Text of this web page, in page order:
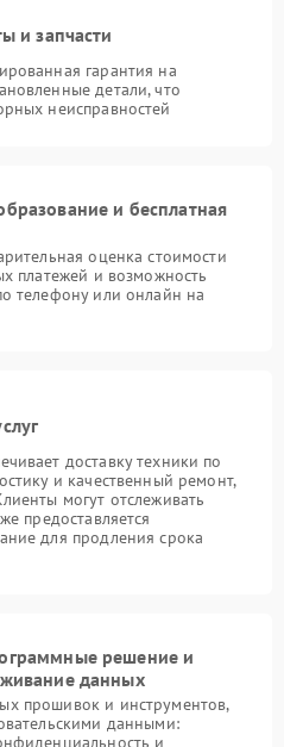
и запчасти
гарантия на
детали, что
неисправностей
и бесплатная
оценка стоимости
платежей и возможность
телефону или онлайн на
доставку техники по
и качественный ремонт,
могут отслеживать
предоставляется
для продления срока
решение и
данных
прошивок и инструментов,
данными:
и